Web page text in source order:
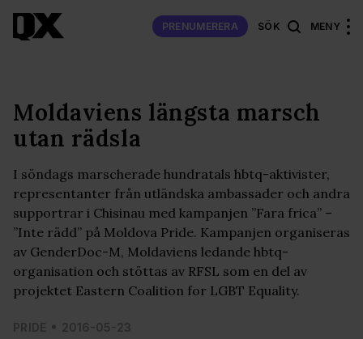
PRENUMERERA SÖK MENY
Moldaviens längsta marsch
utan rädsla
I söndags marscherade hundratals hbtq-aktivister,
representanter från utländska ambassader och andra
supportrar i Chisinau med kampanjen ”Fara frica” –
”Inte rädd” på Moldova Pride. Kampanjen organiseras
av GenderDoc-M, Moldaviens ledande hbtq-
organisation och stöttas av RFSL som en del av
projektet Eastern Coalition for LGBT Equality.
PRIDE 2016-05-23